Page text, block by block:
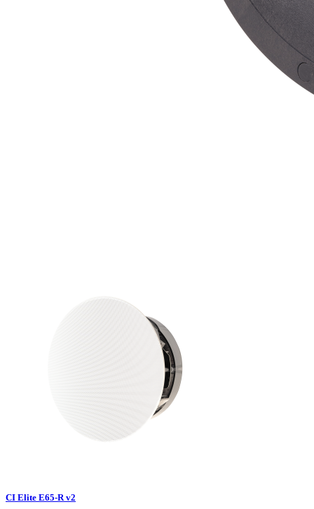
CI Elite E65-R v2